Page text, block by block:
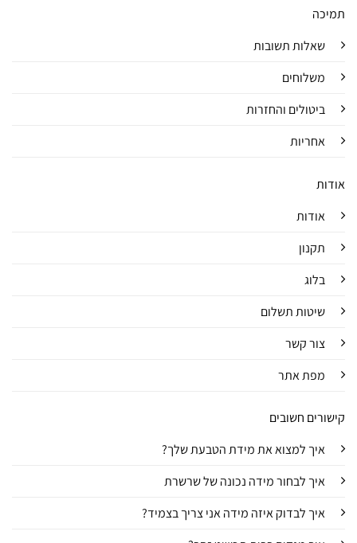
תמיכה
שאלות תשובות
משלוחים
ביטולים והחזרות
אחריות
אודות
אודות
תקנון
בלוג
שיטות תשלום
צור קשר
מפת אתר
קישורים חשובים
איך למצוא את מידת הטבעת שלך?
איך לבחור מידה נכונה של שרשרת
איך לבדוק איזה מידה אני צריך בצמיד?